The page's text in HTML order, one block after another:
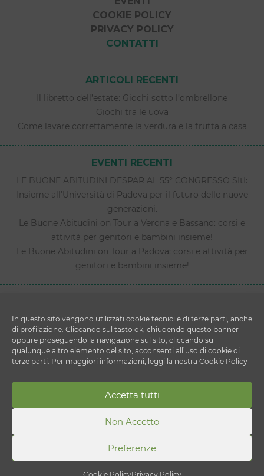
In questo sito vengono utilizzati cookie tecnici e di terze parti, anche
di profilazione. Cliccando sul tasto ok, chiudendo questo banner
oppure proseguendo la navigazione sul sito, cliccando su
qualunque altro elemento del sito, acconsenti all’uso di cookie di
terze parti. Per maggiori informazioni, leggi la nostra Cookie Policy
Accetta tutti
Non Accetto
Preferenze
COOKIE POLICY
PRIVACY POLICY
CONTATTI
ARTICOLI RECENTI
Il libretto dell’estate: Giochi sotto l’ombrellone
Giochi tra le uova
Come lavare correttamente la verdura e la frutta a casa
EVENTI RECENTI
LE BUONE ABITUDINI DESPAR AL 55° CONGRESSO SItI:
Insieme all’Università di Padova per il futuro delle nuove
generazioni.
Le Buone Abitudini on Tour a Verona e Bassano: corsi e
attività per genitori e bambini insieme!
Le Buone Abitudini on Tour a Padova: corsi e attività per
genitori e bambini insieme!
Copyright © 2026 Le Buone Abitudini
DESPAR ITALIA S.c. a r.l.
Via Ettore Cristoni 82 - 40033 - Casalecchio di Reno
(BO)
P.IVA 00820910156